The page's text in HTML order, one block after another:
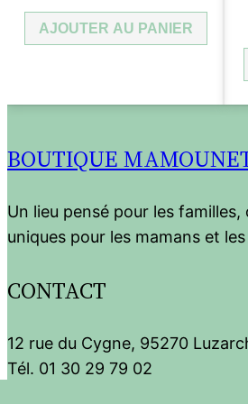
AJOUTER AU PANIER
BOUTIQUE
Un lieu pensé pour les
uniques pour les mamans et
CONTACT
12 rue du Cygne, 95270
Tél. 01 30 29 79 02